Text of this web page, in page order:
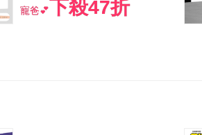
寵爸💕下殺47折